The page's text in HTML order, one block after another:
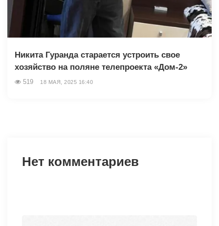
Никита Гуранда старается устроить свое
хозяйство на поляне телепроекта «Дом-2»
519 18 МАЯ, 2025 16:40
Нет комментариев